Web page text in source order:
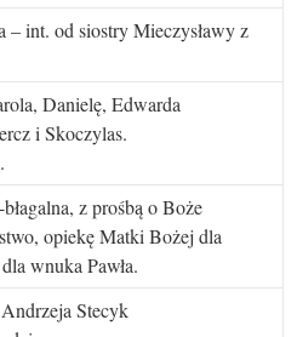
– int. od siostry Mieczysławy z
Danielę, Edwarda
i Skoczylas.
z prośbą o Boże
opiekę Matki Bożej dla
wnuka Pawła.
Stecyk